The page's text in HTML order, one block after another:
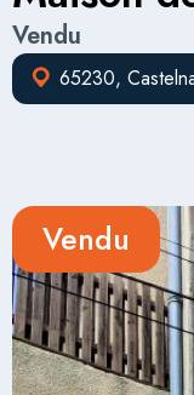
Vendu
65230,
Vendu